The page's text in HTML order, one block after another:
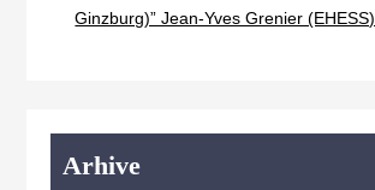
Ginzburg)” Jean-Yves Grenier (EHESS)
Arhive